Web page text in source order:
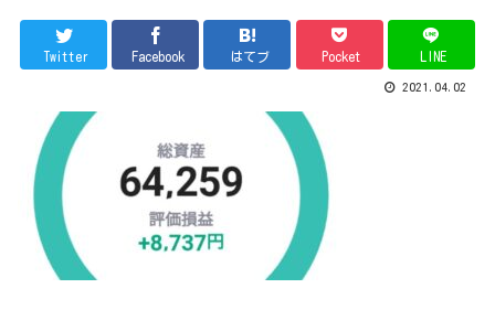
Twitter Facebook はてブ Pocket LINE
2021.04.02